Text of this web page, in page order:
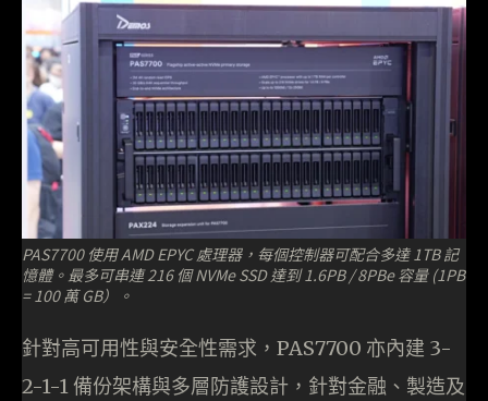
PAS7700 使用 AMD EPYC 處理器，每個控制器可配合多達 1TB 記
憶體。最多可串連 216 個 NVMe SSD 達到 1.6PB / 8PBe 容量 (1PB
= 100 萬 GB）。
針對高可用性與安全性需求，PAS7700 亦內建 3-
2-1-1 備份架構與多層防護設計，針對金融、製造及